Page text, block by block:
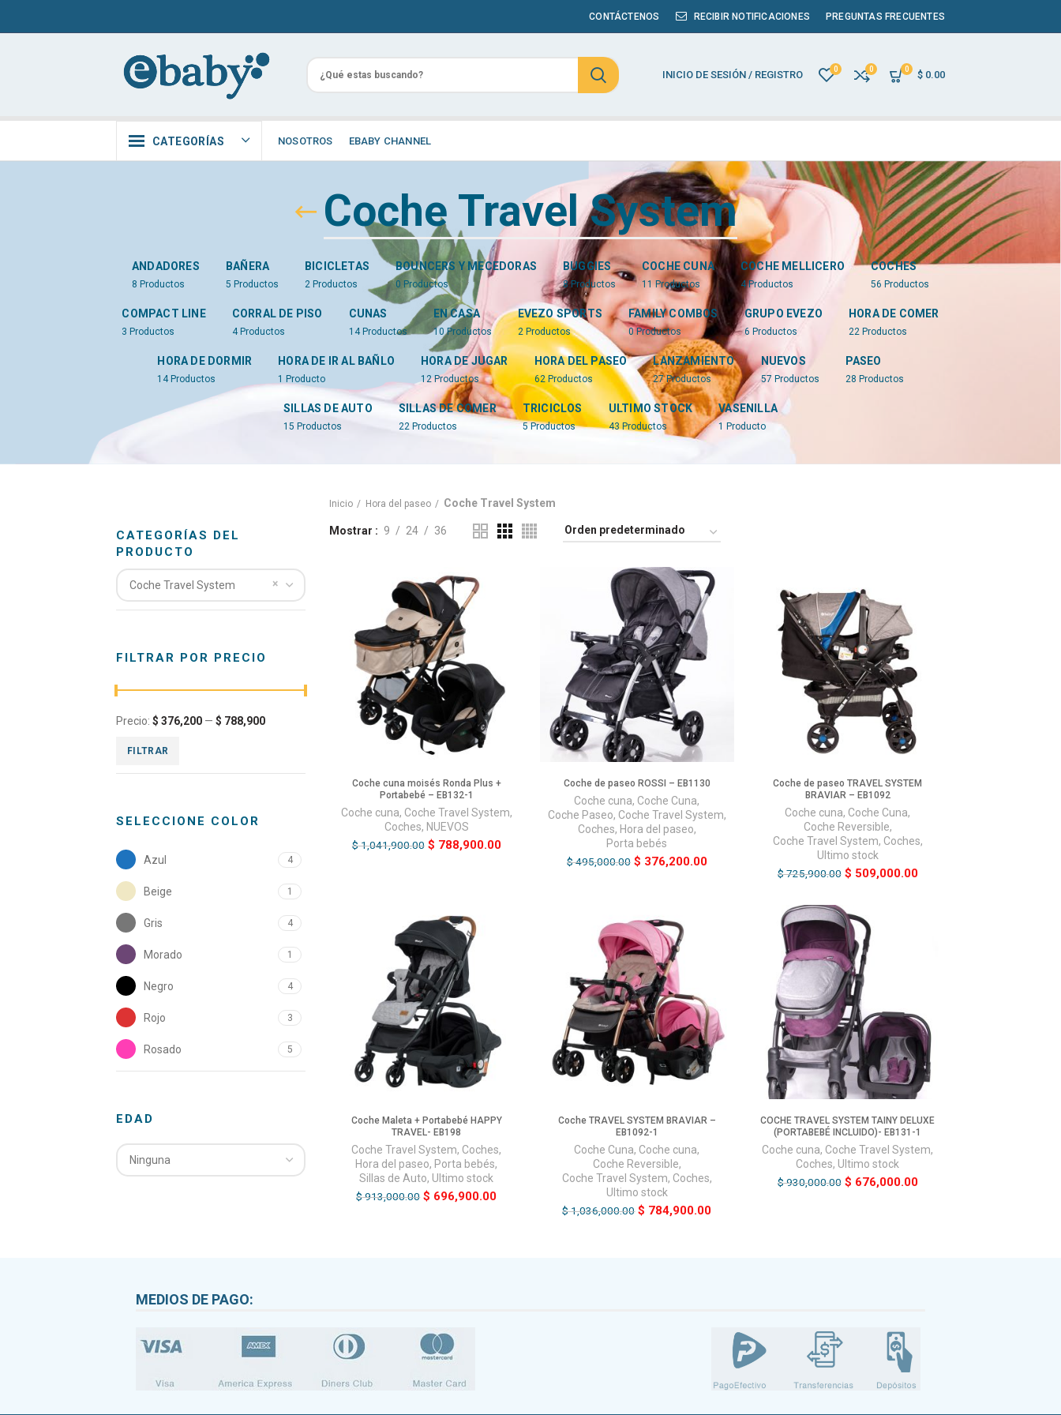
CONTÁCTENOS RECIBIR NOTIFICACIONES PREGUNTAS FRECUENTES
INICIO DE SESIÓN / REGISTRO 0 0 0 $ 0.00
CATEGORÍAS NOSOTROS EBABY CHANNEL
Coche Travel System
ANDADORES
8 Productos
BAÑERA
5 Productos
BICICLETAS
2 Productos
BOUNCERS Y MECEDORAS
0 Productos
BUGGIES
8 Productos
COCHE CUNA
11 Productos
COCHE MELLICERO
4 Productos
COCHES
56 Productos
COMPACT LINE
3 Productos
CORRAL DE PISO
4 Productos
CUNAS
14 Productos
EN CASA
10 Productos
EVEZO SPORTS
2 Productos
FAMILY COMBOS
0 Productos
GRUPO EVEZO
6 Productos
HORA DE COMER
22 Productos
HORA DE DORMIR
14 Productos
HORA DE IR AL BAÑLO
1 Producto
HORA DE JUGAR
12 Productos
HORA DEL PASEO
62 Productos
LANZAMIENTO
27 Productos
NUEVOS
57 Productos
PASEO
28 Productos
SILLAS DE AUTO
15 Productos
SILLAS DE COMER
22 Productos
TRICICLOS
5 Productos
ULTIMO STOCK
43 Productos
VASENILLA
1 Producto
CATEGORÍAS DEL
PRODUCTO
×
Coche Travel System
FILTRAR POR PRECIO
FILTRAR
Precio: $ 376,200 — $ 788,900
SELECCIONE COLOR
Azul 4
Beige 1
Gris 4
Morado 1
Negro 4
Rojo 3
Rosado 5
EDAD
Ninguna
Inicio Hora del paseo Coche Travel System
Mostrar 9 24 36
Coche cuna moisés Ronda Plus +
Portabebé – EB132-1
Coche cuna, Coche Travel System,
Coches, NUEVOS
$1,041,900.00 $ 788,900.00
Coche de paseo ROSSI – EB1130
Coche cuna, Coche Cuna,
Coche Paseo, Coche Travel System,
Coches, Hora del paseo,
Porta bebés
$495,000.00 $ 376,200.00
Coche de paseo TRAVEL SYSTEM
BRAVIAR – EB1092
Coche cuna, Coche Cuna,
Coche Reversible,
Coche Travel System, Coches,
Ultimo stock
$725,900.00 $ 509,000.00
Coche Maleta + Portabebé HAPPY
TRAVEL- EB198
Coche Travel System, Coches,
Hora del paseo, Porta bebés,
Sillas de Auto, Ultimo stock
$913,000.00 $ 696,900.00
Coche TRAVEL SYSTEM BRAVIAR –
EB1092-1
Coche Cuna, Coche cuna,
Coche Reversible,
Coche Travel System, Coches,
Ultimo stock
$1,036,000.00 $ 784,900.00
COCHE TRAVEL SYSTEM TAINY DELUXE
(PORTABEBÉ INCLUIDO)- EB131-1
Coche cuna, Coche Travel System,
Coches, Ultimo stock
$930,000.00 $ 676,000.00
MEDIOS DE PAGO: